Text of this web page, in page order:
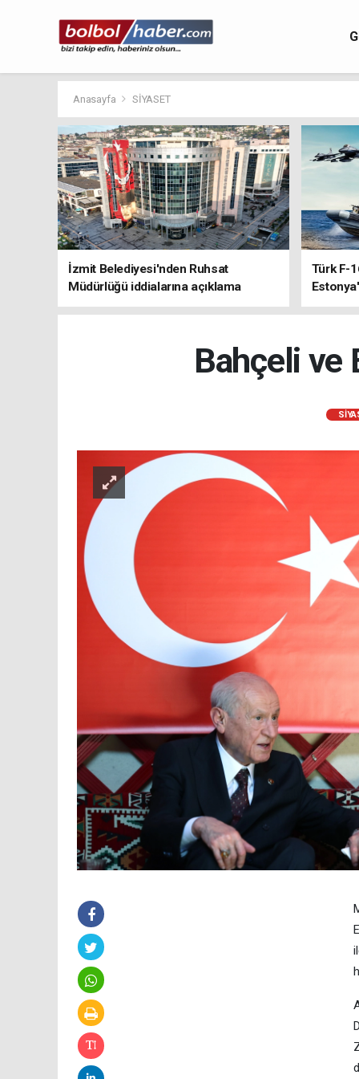
Anasayfa SİYASET
İzmit Belediyesi'nden Ruhsat
Müdürlüğü iddialarına açıklama
Türk F-
Bahçeli ve